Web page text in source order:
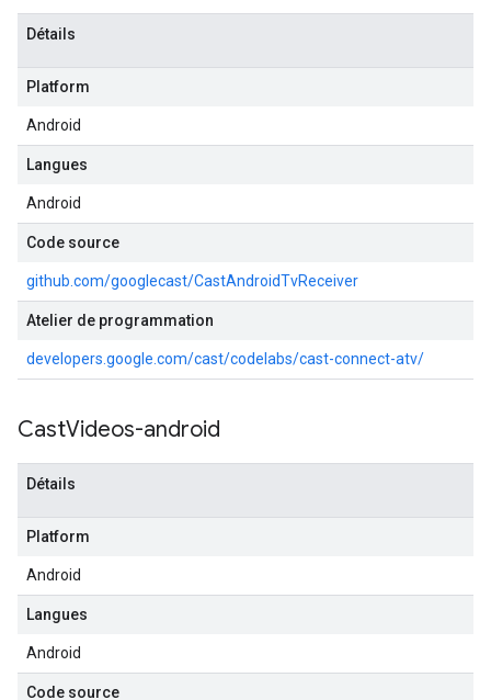
Détails
Platform
Android
Langues
Android
Code source
github.com/googlecast/CastAndroidTvReceiver
Atelier de programmation
developers.google.com/cast/codelabs/cast-connect-atv/
CastVideos-android
Détails
Platform
Android
Langues
Android
Code source